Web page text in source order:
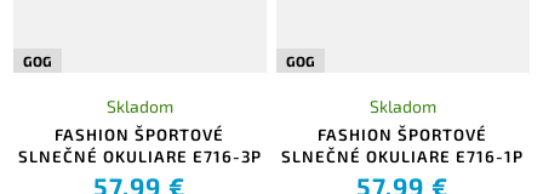
GOG
FASHION ŠPORTOVÉ
SLNEČNÉ OKULIARE E716-3P
Skladom
57,99 €
GOG
FASHION ŠPORTOVÉ
SLNEČNÉ OKULIARE E716-1P
Skladom
57,99 €